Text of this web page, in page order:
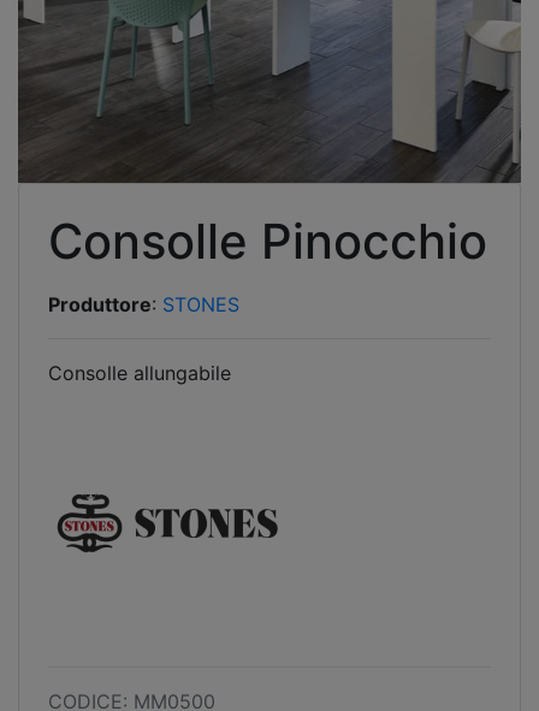
Consolle Pinocchio
Produttore: STONES
Consolle allungabile
CODICE: MM0500